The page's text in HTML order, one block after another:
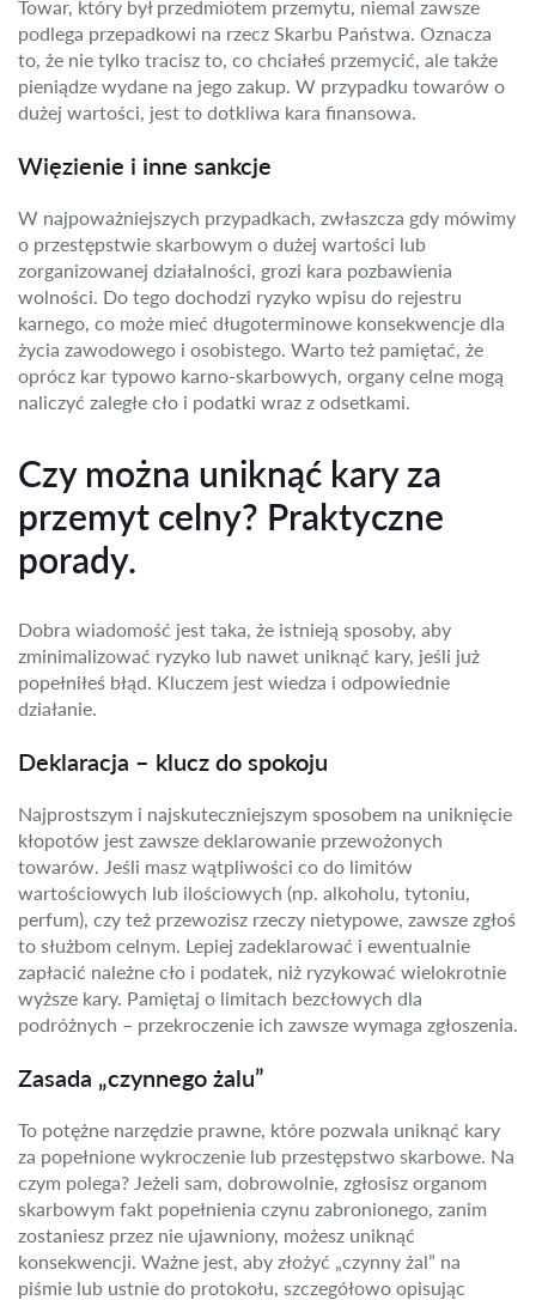
Towar, który był przedmiotem przemytu, niemal zawsze
podlega przepadkowi na rzecz Skarbu Państwa. Oznacza
to, że nie tylko tracisz to, co chciałeś przemycić, ale także
pieniądze wydane na jego zakup. W przypadku towarów o
dużej wartości, jest to dotkliwa kara finansowa.
Więzienie i inne sankcje
W najpoważniejszych przypadkach, zwłaszcza gdy mówimy
o przestępstwie skarbowym o dużej wartości lub
zorganizowanej działalności, grozi kara pozbawienia
wolności. Do tego dochodzi ryzyko wpisu do rejestru
karnego, co może mieć długoterminowe konsekwencje dla
życia zawodowego i osobistego. Warto też pamiętać, że
oprócz kar typowo karno-skarbowych, organy celne mogą
naliczyć zaległe cło i podatki wraz z odsetkami.
Czy można uniknąć kary za
przemyt celny? Praktyczne
porady.
Dobra wiadomość jest taka, że istnieją sposoby, aby
zminimalizować ryzyko lub nawet uniknąć kary, jeśli już
popełniłeś błąd. Kluczem jest wiedza i odpowiednie
działanie.
Deklaracja – klucz do spokoju
Najprostszym i najskuteczniejszym sposobem na uniknięcie
kłopotów jest zawsze deklarowanie przewożonych
towarów. Jeśli masz wątpliwości co do limitów
wartościowych lub ilościowych (np. alkoholu, tytoniu,
perfum), czy też przewozisz rzeczy nietypowe, zawsze zgłoś
to służbom celnym. Lepiej zadeklarować i ewentualnie
zapłacić należne cło i podatek, niż ryzykować wielokrotnie
wyższe kary. Pamiętaj o limitach bezcłowych dla
podróżnych – przekroczenie ich zawsze wymaga zgłoszenia.
Zasada „czynnego żalu”
To potężne narzędzie prawne, które pozwala uniknąć kary
za popełnione wykroczenie lub przestępstwo skarbowe. Na
czym polega? Jeżeli sam, dobrowolnie, zgłosisz organom
skarbowym fakt popełnienia czynu zabronionego, zanim
zostaniesz przez nie ujawniony, możesz uniknąć
konsekwencji. Ważne jest, aby złożyć „czynny żal” na
piśmie lub ustnie do protokołu, szczegółowo opisując